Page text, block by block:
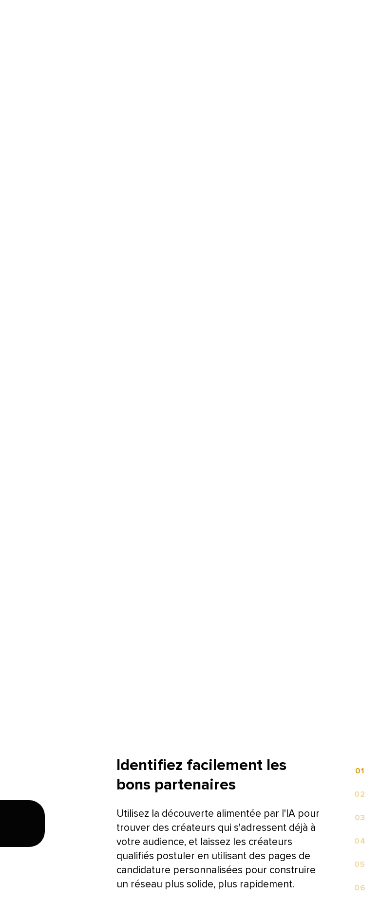
Identifiez facilement les
bons partenaires​​
Utilisez la découverte alimentée par l'IA pour
trouver des créateurs qui s'adressent déjà à
votre audience, et laissez les créateurs
qualifiés postuler en utilisant des pages de
candidature personnalisées pour construire
un réseau plus solide, plus rapidement.​​
0​​ 1​​
0​​ 2​​
0​​ 3​​
0​​ 4​​
0​​ 5​​
0​​ 6​​